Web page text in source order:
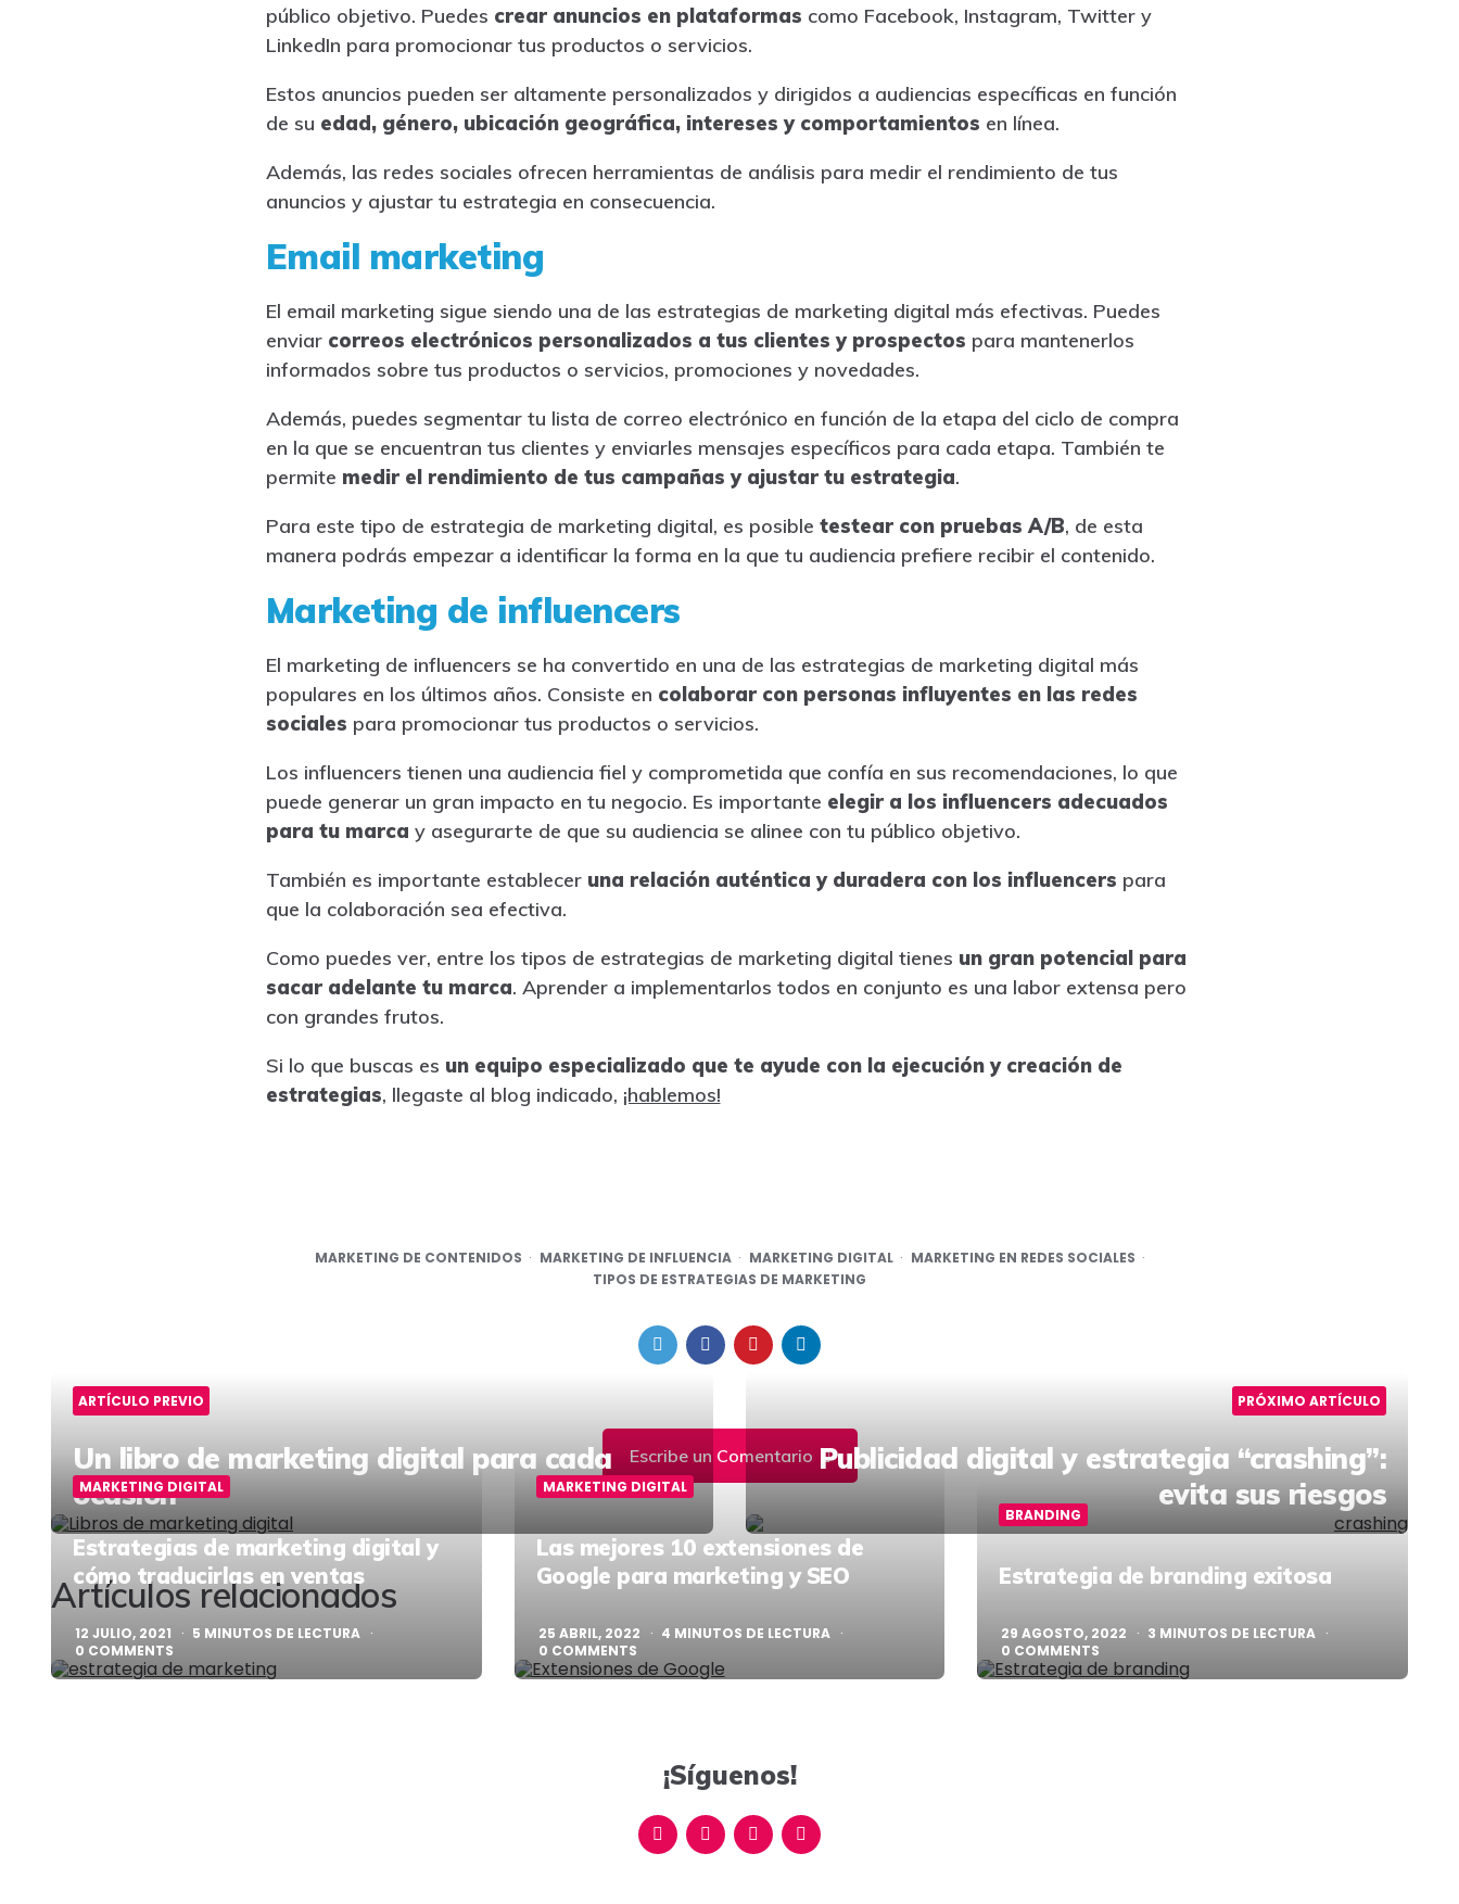
público objetivo. Puedes crear anuncios en plataformas como Facebook, Instagram, Twitter y
LinkedIn para promocionar tus productos o servicios.
Estos anuncios pueden ser altamente personalizados y dirigidos a audiencias específicas en función
de su edad, género, ubicación geográfica, intereses y comportamientos en línea.
Además, las redes sociales ofrecen herramientas de análisis para medir el rendimiento de tus
anuncios y ajustar tu estrategia en consecuencia.
Email marketing
El email marketing sigue siendo una de las estrategias de marketing digital más efectivas. Puedes
enviar correos electrónicos personalizados a tus clientes y prospectos para mantenerlos
informados sobre tus productos o servicios, promociones y novedades.
Además, puedes segmentar tu lista de correo electrónico en función de la etapa del ciclo de compra
en la que se encuentran tus clientes y enviarles mensajes específicos para cada etapa. También te
permite medir el rendimiento de tus campañas y ajustar tu estrategia.
Para este tipo de estrategia de marketing digital, es posible testear con pruebas A/B, de esta
manera podrás empezar a identificar la forma en la que tu audiencia prefiere recibir el contenido.
Marketing de influencers
El marketing de influencers se ha convertido en una de las estrategias de marketing digital más
populares en los últimos años. Consiste en colaborar con personas influyentes en las redes
sociales para promocionar tus productos o servicios.
Los influencers tienen una audiencia fiel y comprometida que confía en sus recomendaciones, lo que
puede generar un gran impacto en tu negocio. Es importante elegir a los influencers adecuados
para tu marca y asegurarte de que su audiencia se alinee con tu público objetivo.
También es importante estableceruna relación auténtica y duradera con los influencers para
que la colaboración sea efectiva.
Como puedes ver, entre los tipos de estrategias de marketing digital tienes un gran potencial para
sacar adelante tu marca. Aprender a implementarlos todos en conjunto es una labor extensa pero
con grandes frutos.
Si lo que buscas es un equipo especializado que te ayude con la ejecución y creación de
estrategias, llegaste al blog indicado, ¡hablemos!
MARKETING DE CONTENIDOS MARKETING DE INFLUENCIA MARKETING DIGITAL
MARKETING EN REDES SOCIALES
TIPOS DE ESTRATEGIAS DE MARKETING
Escribe un Comentario
Post
navigation
ARTÍCULO PREVIO
Un libro de marketing digital para cada
ocasión
PRÓXIMO ARTÍCULO
Publicidad digital y estrategia “crashing”:
evita sus riesgos
Artículos relacionados
MARKETING DIGITAL
Estrategias de marketing digital y
cómo traducirlas en ventas
12 JULIO, 2021 5 MINUTOS DE LECTURA
0 COMMENTS
MARKETING DIGITAL
Las mejores 10 extensiones de
Google para marketing y SEO
25 ABRIL, 2022 4 MINUTOS DE LECTURA
0 COMMENTS
BRANDING
Estrategia de branding exitosa
29 AGOSTO, 2022 3 MINUTOS DE LECTURA
0 COMMENTS
¡Síguenos!